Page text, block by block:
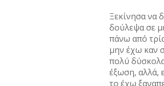
Ξεκίνησα να
δούλεψα σε
πάνω από
µην έχω καν
πολύ
έξωση, αλλά,
το έχω